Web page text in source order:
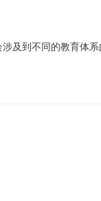
及到不同的教育体